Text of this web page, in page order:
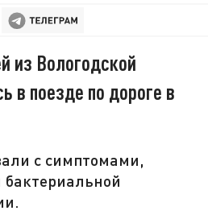
из Вологодской
в поезде по дороге в
с симптомами,